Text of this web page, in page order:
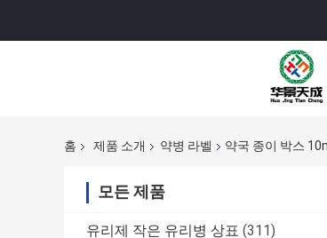
홈 제품 소개 약병 라벨 약국 종이 박스
모든 제품
유리제 작은 유리병 상표 (311)